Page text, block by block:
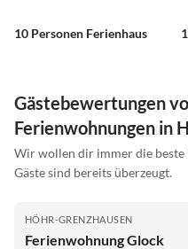
10 Personen Ferienhaus
Gästebewertungen
Ferienwohnungen in
Wir wollen dir immer die
Gäste sind bereits überzeugt.
HÖHR-GRENZHAUSEN
Ferienwohnung Glock